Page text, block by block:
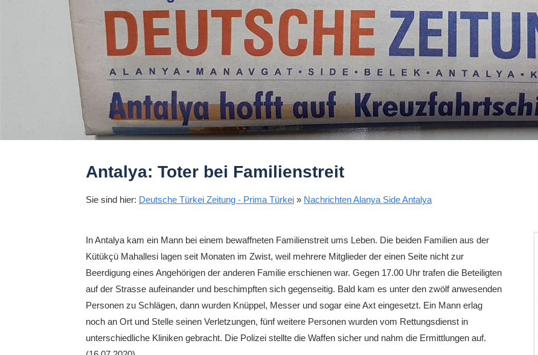
Antalya: Toter bei Familienstreit
Sie sind hier: Deutsche Türkei Zeitung - Prima Türkei » Nachrichten Alanya Side Antalya
In Antalya kam ein Mann bei einem bewaffneten Familienstreit ums Leben. Die beiden Familien aus der
Kütükçü Mahallesi lagen seit Monaten im Zwist, weil mehrere Mitglieder der einen Seite nicht zur
Beerdigung eines Angehörigen der anderen Familie erschienen war. Gegen 17.00 Uhr trafen die Beteiligten
auf der Strasse aufeinander und beschimpften sich gegenseitig. Bald kam es unter den zwölf anwesenden
Personen zu Schlägen, dann wurden Knüppel, Messer und sogar eine Axt eingesetzt. Ein Mann erlag
noch an Ort und Stelle seinen Verletzungen, fünf weitere Personen wurden vom Rettungsdienst in
unterschiedliche Kliniken gebracht. Die Polizei stellte die Waffen sicher und nahm die Ermittlungen auf.